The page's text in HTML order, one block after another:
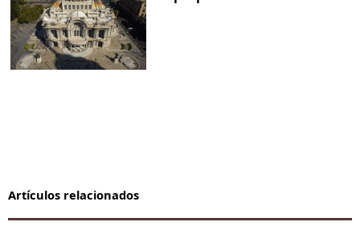
Artículos relacionados